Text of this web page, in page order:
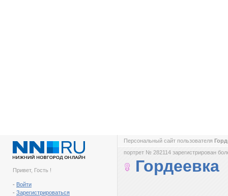
Привет, Гость !
- Войти
- Зарегистрироваться
Персональный сайт пользователя
портрет № 282114 зарегистрирован
Гордеевка